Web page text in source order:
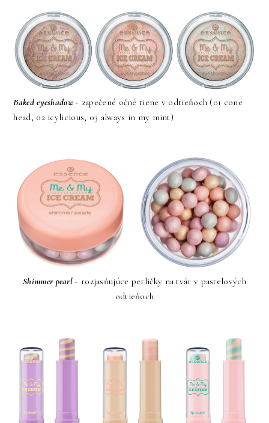
Baked eyeshadow- zapečené očné tiene v odtieňoch (01 cone
head, 02 icylicious, 03 always in my mint)
Shimmer pearl - rozjasňujúce perličky na tvár v pastelových
odtieňoch